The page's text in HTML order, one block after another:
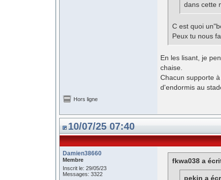
dans cette
C est quoi
Peux tu nous
En les lisant, je
chaise.
Chacun supporte
d'endormis au
Hors ligne
10/07/25 07:40
Damien38660
Membre
Inscrit le: 29/05/23
Messages: 3322
fkwa038 a
pekin a